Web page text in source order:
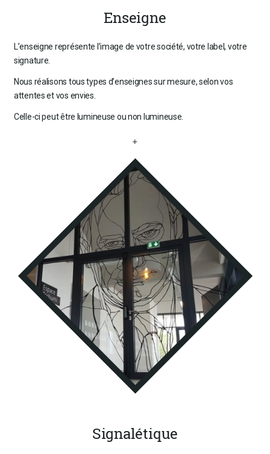
Enseigne
L’enseigne représente l’image de votre société, votre label, votre
signature.
Nous réalisons tous types d’enseignes sur mesure, selon vos
attentes et vos envies.
Celle-ci peut être lumineuse ou non lumineuse.
Signalétique